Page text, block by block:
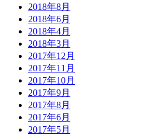
2018年8月
2018年6月
2018年4月
2018年3月
2017年12月
2017年11月
2017年10月
2017年9月
2017年8月
2017年6月
2017年5月